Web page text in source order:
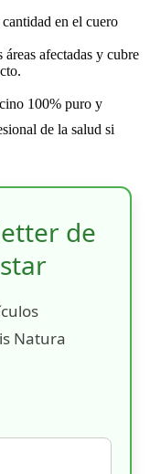
en el cuero
áreas afectadas y cubre
100% puro y
de la salud si
de
Natura